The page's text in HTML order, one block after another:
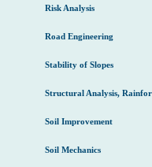
Risk Analysis
Road Engineering
Stability of Slopes
Structural Analysis,
Soil Improvement
Soil Mechanics